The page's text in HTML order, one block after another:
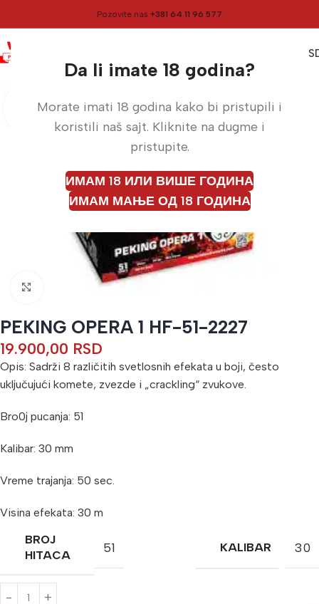
Da li imate 18 godina?
Morate imati 18 godina kako bi pristupili i
koristili naš sajt. Kliknite na dugme i
pristupite.
ИМАМ 18 ИЛИ ВИШЕ ГОДИНА
ИМАМ МАЊЕ ОД 18 ГОДИНА
Pozovite nas +381 64 11 96 577
Meni
Početna Vatrometi
Кликните да бисте увећали
PEKING OPERA 1 HF-51-2227
19.900,00 RSD
Opis: Sadrži 8 različitih svetlosnih efekata u boji, često
uključujući komete, zvezde i „crackling“ zvukove.
Bro0j pucanja: 51
Kalibar: 30 mm
Vreme trajanja: 50 sec.
Visina efekata: 30 m
BROJ
HITACA
51 KALIBAR 30